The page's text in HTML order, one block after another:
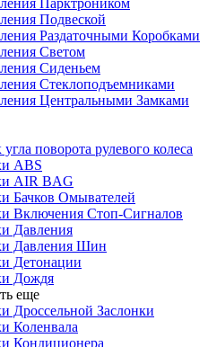
Парктроником
Подвеской
Раздаточными Коробками
Светом
Сиденьем
Стеклоподъемниками
Центральными Замками
поворота рулевого колеса
ABS
AIR BAG
Бачков Омывателей
Включения Стоп-Сигналов
Давления
Давления Шин
Детонации
Дождя
еще
Дроссельной Заслонки
Коленвала
Кондиционера